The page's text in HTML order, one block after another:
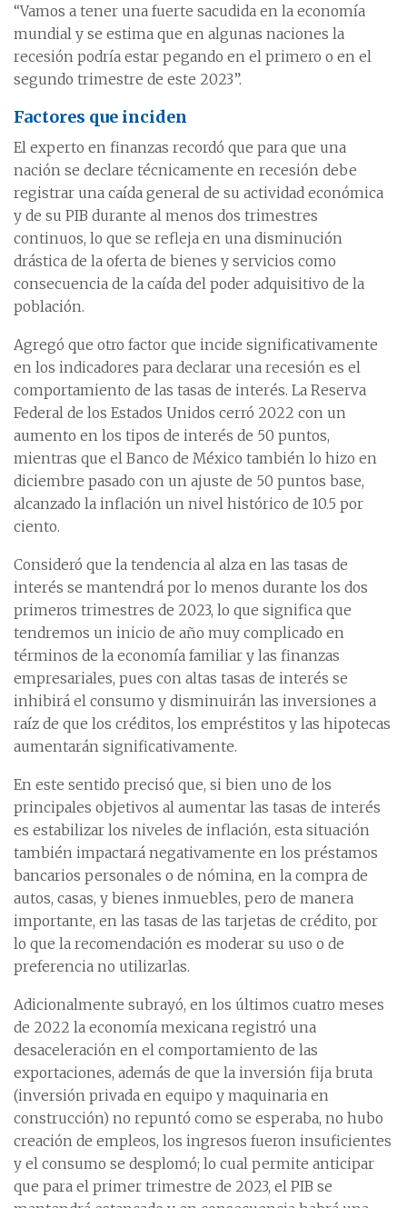
“Vamos a tener una fuerte sacudida en la economía
mundial y se estima que en algunas naciones la
recesión podría estar pegando en el primero o en el
segundo trimestre de este 2023”.
Factores que inciden
El experto en finanzas recordó que para que una
nación se declare técnicamente en recesión debe
registrar una caída general de su actividad económica
y de su PIB durante al menos dos trimestres
continuos, lo que se refleja en una disminución
drástica de la oferta de bienes y servicios como
consecuencia de la caída del poder adquisitivo de la
población.
Agregó que otro factor que incide significativamente
en los indicadores para declarar una recesión es el
comportamiento de las tasas de interés. La Reserva
Federal de los Estados Unidos cerró 2022 con un
aumento en los tipos de interés de 50 puntos,
mientras que el Banco de México también lo hizo en
diciembre pasado con un ajuste de 50 puntos base,
alcanzado la inflación un nivel histórico de 10.5 por
ciento.
Consideró que la tendencia al alza en las tasas de
interés se mantendrá por lo menos durante los dos
primeros trimestres de 2023, lo que significa que
tendremos un inicio de año muy complicado en
términos de la economía familiar y las finanzas
empresariales, pues con altas tasas de interés se
inhibirá el consumo y disminuirán las inversiones a
raíz de que los créditos, los empréstitos y las hipotecas
aumentarán significativamente.
En este sentido precisó que, si bien uno de los
principales objetivos al aumentar las tasas de interés
es estabilizar los niveles de inflación, esta situación
también impactará negativamente en los préstamos
bancarios personales o de nómina, en la compra de
autos, casas, y bienes inmuebles, pero de manera
importante, en las tasas de las tarjetas de crédito, por
lo que la recomendación es moderar su uso o de
preferencia no utilizarlas.
Adicionalmente subrayó, en los últimos cuatro meses
de 2022 la economía mexicana registró una
desaceleración en el comportamiento de las
exportaciones, además de que la inversión fija bruta
(inversión privada en equipo y maquinaria en
construcción) no repuntó como se esperaba, no hubo
creación de empleos, los ingresos fueron insuficientes
y el consumo se desplomó; lo cual permite anticipar
que para el primer trimestre de 2023, el PIB se